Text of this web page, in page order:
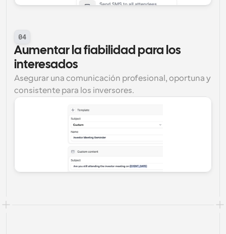
04
Aumentar la fiabilidad para los
interesados
Asegurar una comunicación profesional, oportuna y
consistente para los inversores.